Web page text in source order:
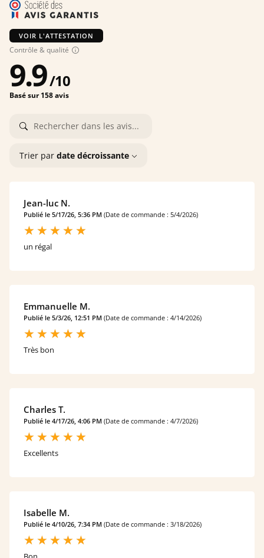
VOIR L'ATTESTATION
Contrôle & qualité
9.9/10
Basé sur 158 avis
Trier par date décroissante
Jean-luc N.
Publié le 5/17/26, 5:36 PM (Date de commande : 5/4/2026)
un régal
Emmanuelle M.
Publié le 5/3/26, 12:51 PM (Date de commande : 4/14/2026)
Très bon
Charles T.
Publié le 4/17/26, 4:06 PM (Date de commande : 4/7/2026)
Excellents
Isabelle M.
Publié le 4/10/26, 7:34 PM (Date de commande : 3/18/2026)